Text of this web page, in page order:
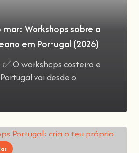
mar: Workshops sobre a
em Portugal (2026)
O workshops costeiro e
vai desde o